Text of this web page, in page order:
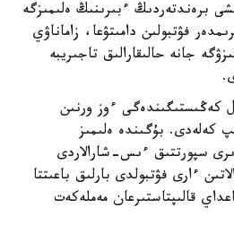
برەندتەردىڭ ءبىرىنىڭ ەلىمىزگە
فۋتبولىن دامىتۋعا، زاماناۋي
جانە حالىقارالىق تاجىريبە
كەڭىستىگىندەگى ءوز ورنىن
كەلەدى. بۇگىندە ەلىمىز
سپورتتىق ءىس-شارالاردى
ءارى فۋتبولدى بارلىق باعىتتا
قالىپتاستىرعان مەملەكەت